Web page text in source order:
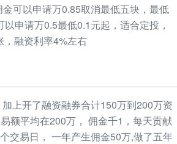
可以申请万0.85取消最低五块，最低
申请万0.5最低0.1元起，适合定投，
，融资利率4%左右
上开了融资融券合计150万到200万资
额平均在200万， 佣金千1，每天贡献
交易日， 一年产生佣金50万,做了五年